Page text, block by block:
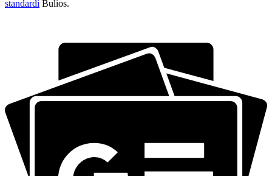
standardi Bulios.